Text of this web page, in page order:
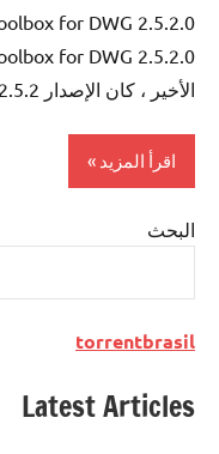
الأخير ، كان الإصدار 2.5.2 متاحًا للتنزيل من موقع الشركة […]
اقرأ المزيد
Science
البحث
torrentbrasil
Latest Articles